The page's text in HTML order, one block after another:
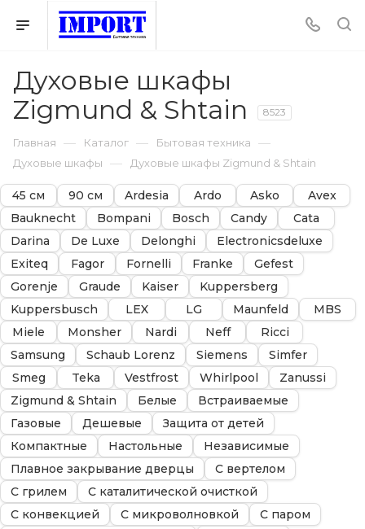
Духовые шкафы
Zigmund & Shtain
8523
Главная — Каталог — Бытовая техника —
Духовые шкафы — Духовые шкафы Zigmund & Shtain
45 см 90 см Ardesia Ardo Asko
Avex
Bauknecht
Bompani Bosch Candy
Cata
Darina
De Luxe Delonghi
Electronicsdeluxe
Exiteq
Fagor Fornelli Franke
Gefest
Gorenje
Graude Kaiser
Kuppersberg
Kuppersbusch
LEX LG Maunfeld
MBS
Miele
Monsher Nardi Neff
Ricci
Samsung
Schaub Lorenz Siemens
Simfer
Smeg
Teka Vestfrost Whirlpool
Zanussi
Zigmund & Shtain
Белые
Встраиваемые
Газовые
Дешевые
Защита от детей
Компактные
Настольные
Независимые
Плавное закрывание дверцы
С вертелом
С грилем
С каталитической очисткой
С конвекцией
С микроволновкой
С паром